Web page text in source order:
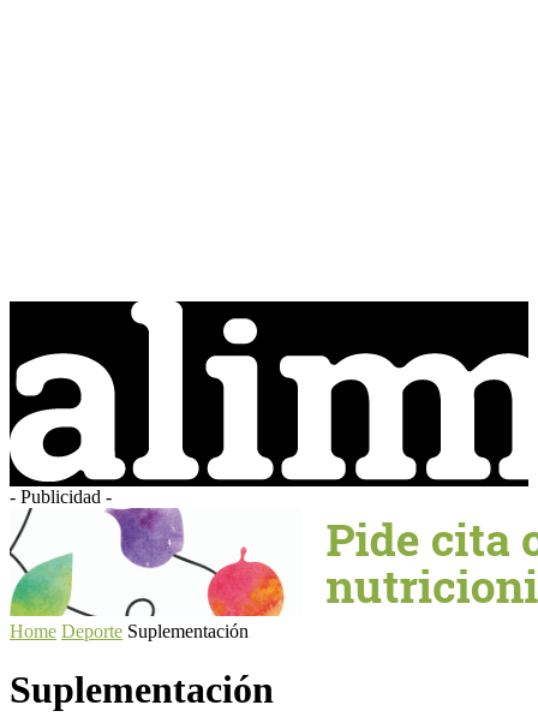
- Publicidad -
Home Deporte Suplementación
Suplementación